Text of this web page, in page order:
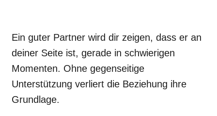
Ein guter Partner wird dir zeigen, dass er an
deiner Seite ist, gerade in schwierigen
Momenten. Ohne gegenseitige
Unterstützung verliert die Beziehung ihre
Grundlage.